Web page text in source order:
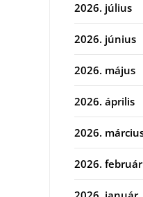
2026. július
2026. június
2026. május
2026. április
2026.
2026. február